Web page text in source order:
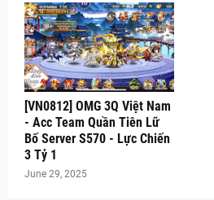
[VN0812] OMG 3Q Việt Nam
- Acc Team Quần Tiên Lữ
Bố Server S570 - Lực Chiến
3 Tỷ 1
June 29, 2025